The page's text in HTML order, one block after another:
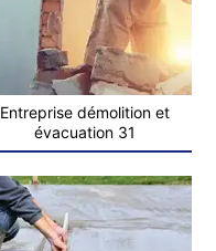
Entreprise démolition et
évacuation 31